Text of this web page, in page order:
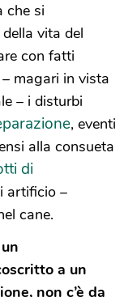
che si
vita del
con fatti
magari in vista
– i disturbi
, eventi
alla consueta
di
artificio –
cane.
a un
non c’è da